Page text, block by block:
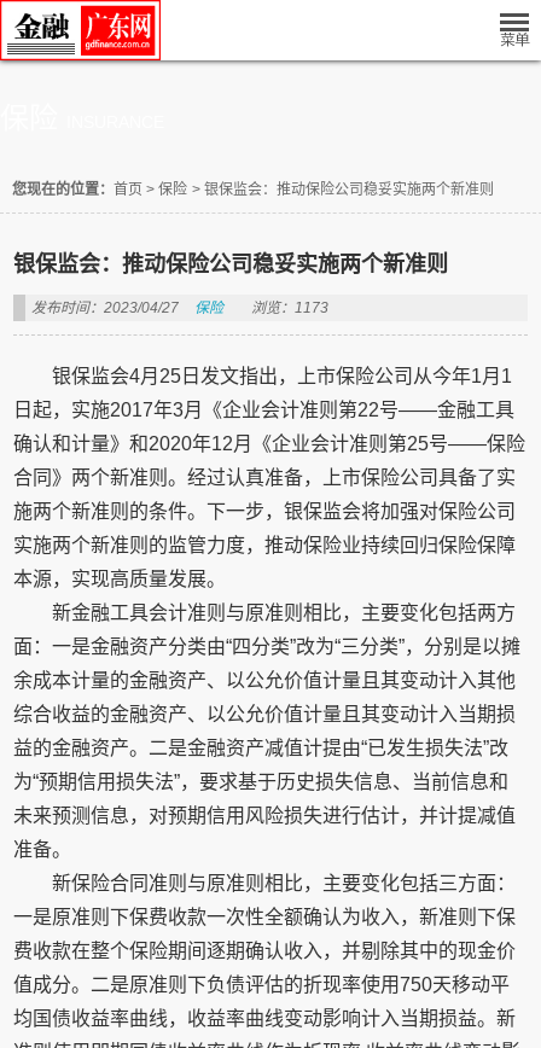
您现在的位置： 首页 > 保险 > 银保监会：推动保险公司稳妥实施两个新准则
银保监会：推动保险公司稳妥实施两个新准则
发布时间：2023/04/27 保险 浏览：1173
银保监会4月25日发文指出，上市保险公司从今年1月1
日起，实施2017年3月《企业会计准则第22号——金融工具
确认和计量》和2020年12月《企业会计准则第25号——保险
合同》两个新准则。经过认真准备，上市保险公司具备了实
施两个新准则的条件。下一步，银保监会将加强对保险公司
实施两个新准则的监管力度，推动保险业持续回归保险保障
本源，实现高质量发展。
新金融工具会计准则与原准则相比，主要变化包括两方
面：一是金融资产分类由“四分类”改为“三分类”，分别是以摊
余成本计量的金融资产、以公允价值计量且其变动计入其他
综合收益的金融资产、以公允价值计量且其变动计入当期损
益的金融资产。二是金融资产减值计提由“已发生损失法”改
为“预期信用损失法”，要求基于历史损失信息、当前信息和
未来预测信息，对预期信用风险损失进行估计，并计提减值
准备。
新保险合同准则与原准则相比，主要变化包括三方面：
一是原准则下保费收款一次性全额确认为收入，新准则下保
费收款在整个保险期间逐期确认收入，并剔除其中的现金价
值成分。二是原准则下负债评估的折现率使用750天移动平
均国债收益率曲线，收益率曲线变动影响计入当期损益。新